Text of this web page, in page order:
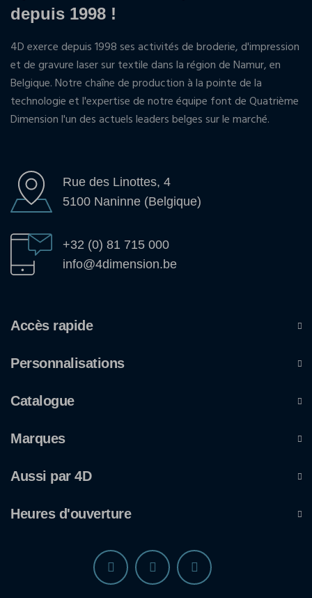
depuis 1998 !
4D exerce depuis 1998 ses activités de broderie, d'impression
et de gravure laser sur textile dans la région de Namur, en
Belgique. Notre chaîne de production à la pointe de la
technologie et l'expertise de notre équipe font de Quatrième
Dimension l'un des actuels leaders belges sur le marché.
Rue des Linottes, 4
5100 Naninne (Belgique)
+32 (0) 81 715 000
info@4dimension.be
Accès rapide
Personnalisations
Catalogue
Marques
Aussi par 4D
Heures d'ouverture